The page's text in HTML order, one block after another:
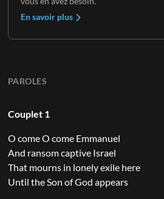
En savoir plus
PAROLES
Couplet 1
O come O come Emmanuel
And ransom captive Israel
That mourns in lonely exile here
Until the Son of God appears